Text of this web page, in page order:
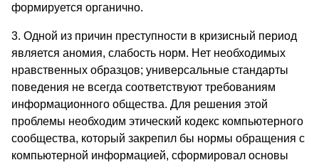
формируется органично.
3. Одной из причин преступности в кризисный период
является аномия, слабость норм. Нет необходимых
нравственных образцов; универсальные стандарты
поведения не всегда соответствуют требованиям
информационного общества. Для решения этой
проблемы необходим этический кодекс компьютерного
сообщества, который закрепил бы нормы обращения с
компьютерной информацией, сформировал основы